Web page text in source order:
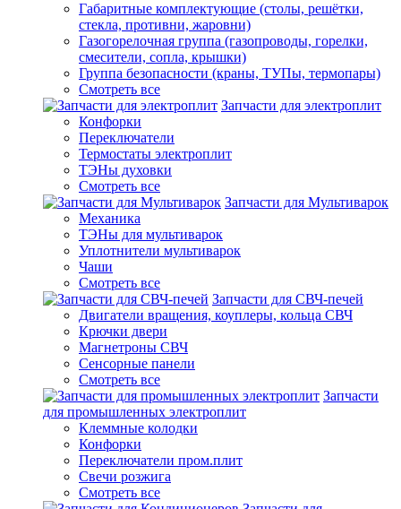
Габаритные комплектующие (столы, решётки,
стекла, противни, жаровни)
Газогорелочная группа (газопроводы, горелки,
смесители, сопла, крышки)
Группа безопасности (краны, ТУПы, термопары)
Смотреть все
Запчасти для электроплит
Конфорки
Переключатели
Термостаты электроплит
ТЭНы духовки
Смотреть все
Запчасти для Мультиварок
Механика
ТЭНы для мультиварок
Уплотнители мультиварок
Чаши
Смотреть все
Запчасти для СВЧ-печей
Двигатели вращения, коуплеры, кольца СВЧ
Крючки двери
Магнетроны СВЧ
Сенсорные панели
Смотреть все
Запчасти
для промышленных электроплит
Клеммные колодки
Конфорки
Переключатели пром.плит
Свечи розжига
Смотреть все